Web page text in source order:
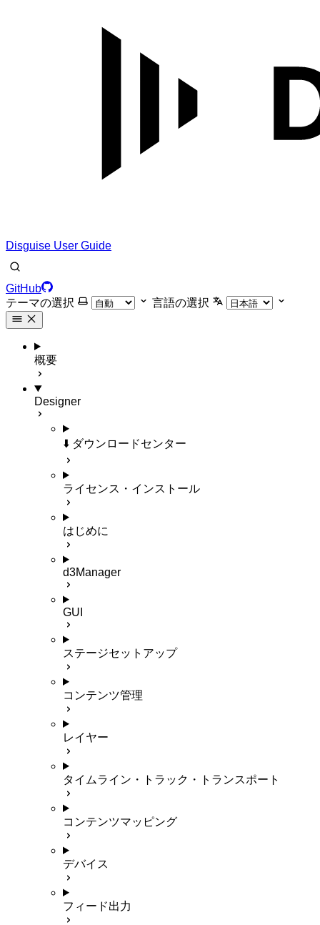
Disguise User Guide
GitHub
テーマの選択
言語の選択
概要
Designer
⬇️ ダウンロードセンター
ライセンス・インストール
はじめに
d3Manager
GUI
ステージセットアップ
コンテンツ管理
レイヤー
タイムライン・トラック・トランスポート
コンテンツマッピング
デバイス
フィード出力